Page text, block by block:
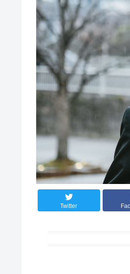
Twitter